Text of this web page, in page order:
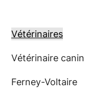
Vétérinaires
Vétérinaire canin
Ferney-Voltaire